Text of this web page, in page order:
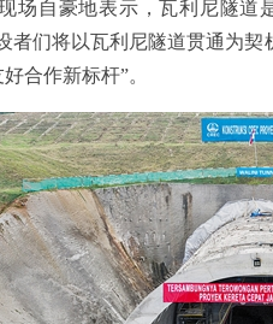
自豪地表示，瓦利尼隧道
者们将以瓦利尼隧道贯通为
合作新标杆”。